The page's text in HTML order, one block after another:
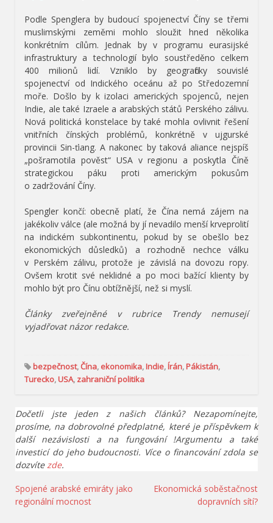
Podle Spenglera by budoucí spojenectví Číny se třemi
muslimskými zeměmi mohlo sloužit hned několika
konkrétním cílům. Jednak by v programu eurasijské
infrastruktury a technologií bylo soustředěno celkem
400 milionů lidí. Vzniklo by geograficky souvislé
spojenectví od Indického oceánu až po Středozemní
moře. Došlo by k izolaci amerických spojenců, nejen
Indie, ale také Izraele a arabských států Perského zálivu.
Nová politická konstelace by také mohla ovlivnit řešení
vnitřních čínských problémů, konkrétně v ujgurské
provincii Sin-ťiang. A nakonec by taková aliance nejspíš
„pošramotila pověst“ USA v regionu a poskytla Číně
strategickou páku proti americkým pokusům
o zadržování Číny.
Spengler končí: obecně platí, že Čína nemá zájem na
jakékoliv válce (ale možná by jí nevadilo menší krveprolití
na indickém subkontinentu, pokud by se obešlo bez
ekonomických důsledků) a rozhodně nechce válku
v Perském zálivu, protože je závislá na dovozu ropy.
Ovšem krotit své neklidné a po moci bažící klienty by
mohlo být pro Čínu obtížnější, než si myslí.
Články zveřejněné v rubrice Trendy nemusejí
vyjadřovat názor redakce.
bezpečnost,Čína, ekonomika,Indie,Írán,Pákistán,
Turecko,USA, zahraniční politika
Dočetli jste jeden z našich článků? Nezapomínejte,
prosíme, na dobrovolné předplatné, které je příspěvkem k
další nezávislosti a na fungování !Argumentu a také
investicí do jeho budoucnosti. Více o financování zdola se
dozvíte zde.
Navigace
pro
Spojené arabské emiráty jako
regionální mocnost
Ekonomická soběstačnost
dopravních sítí?